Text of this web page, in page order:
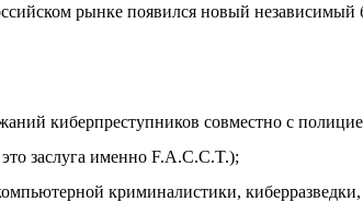
рынке появился новый
киберпреступников совместно с
заслуга именно F.A.C.C.T.);
криминалистики,